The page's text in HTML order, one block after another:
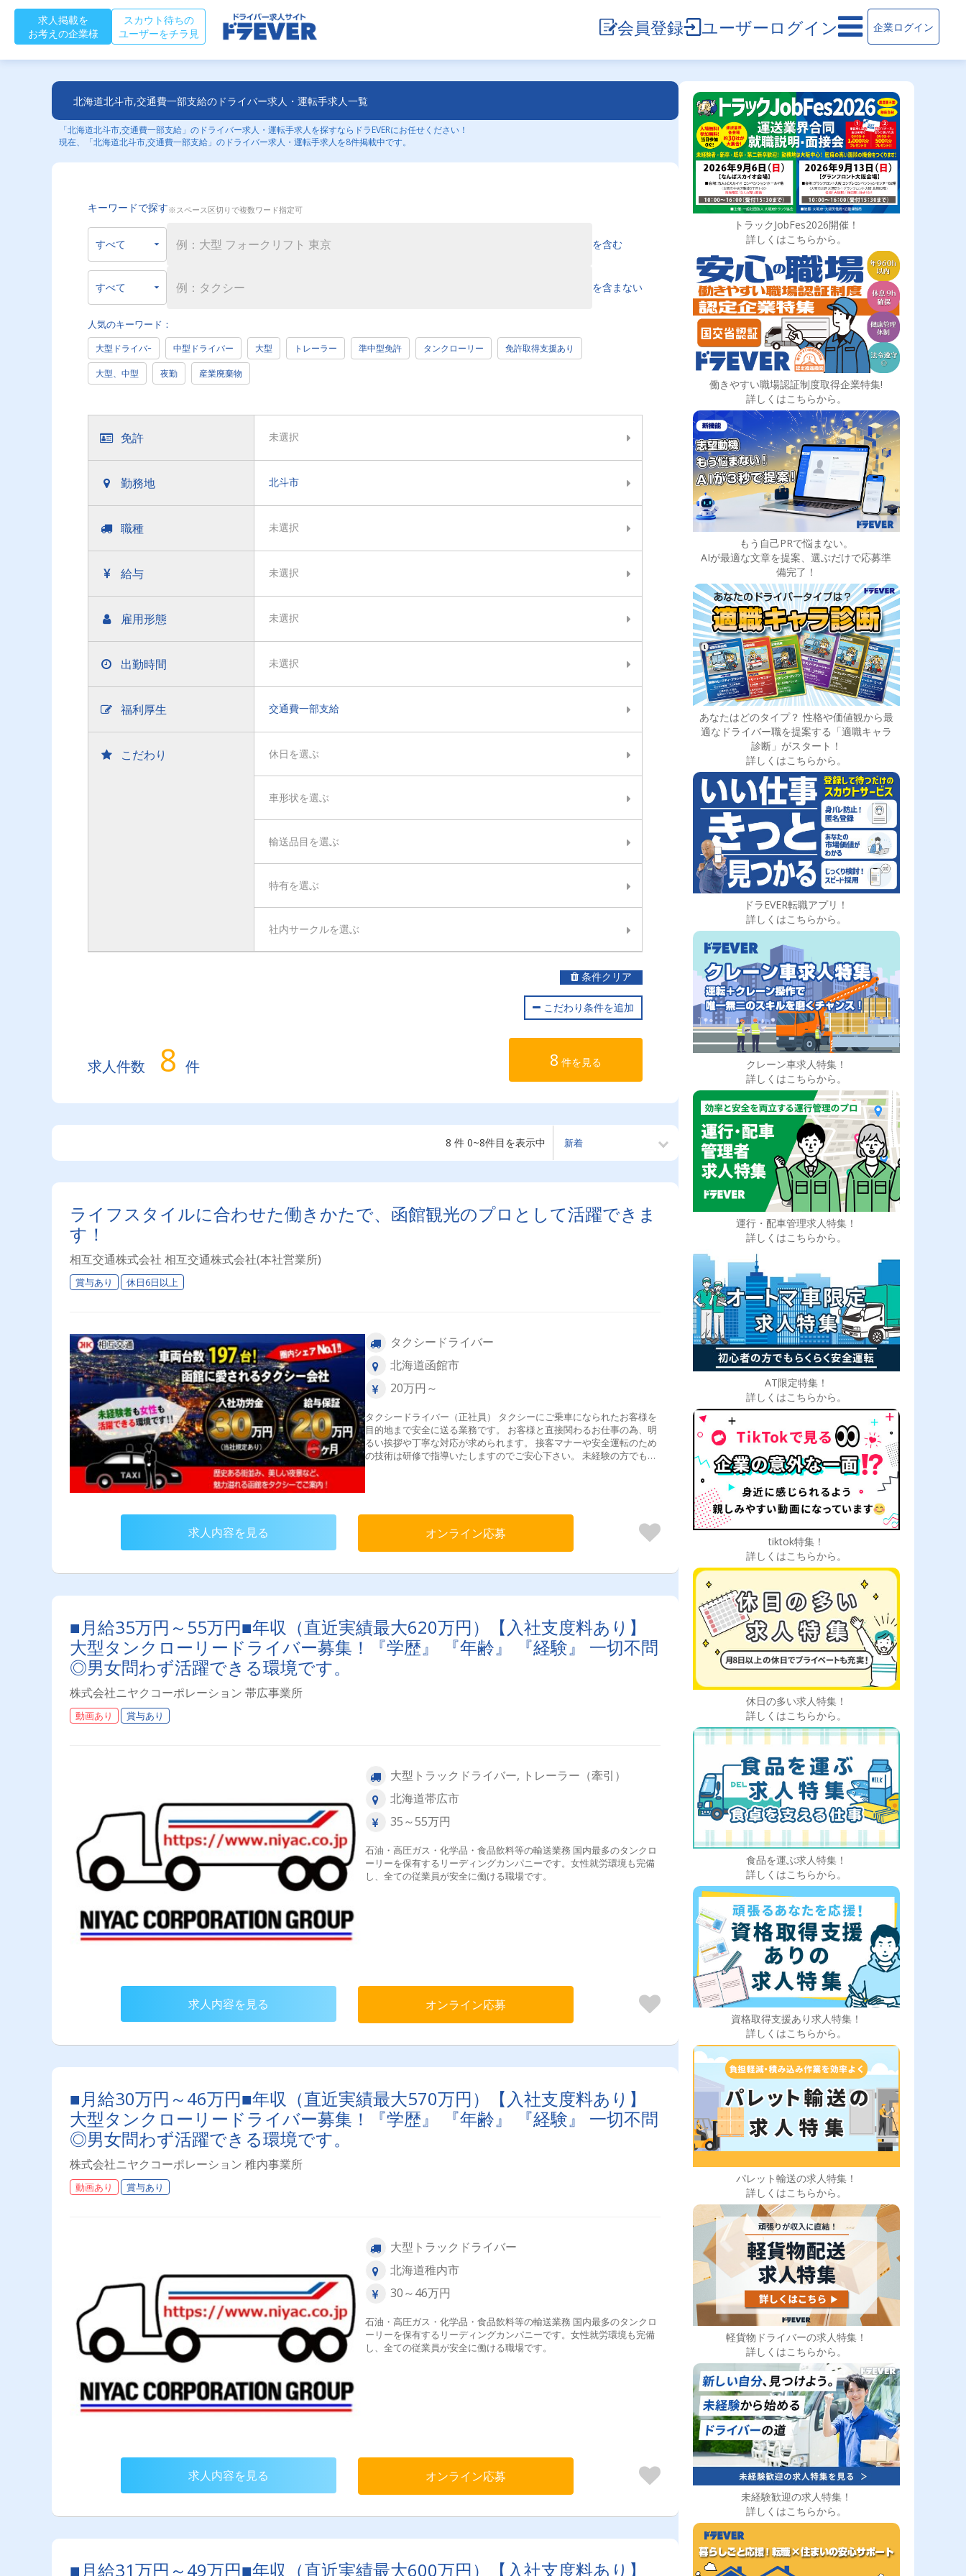
求人掲載を
お考えの企業様
スカウト待ちの
ユーザーをチラ見
会員登録 ユーザーログイン 企業ログイン
北海道北斗市,交通費一部支給のドライバー求人・運転手求人一覧
「北海道北斗市,交通費一部支給」のドライバー求人・運転手求人を探すならドラEVERにお任せください！
現在、「北海道北斗市,交通費一部支給」のドライバー求人・運転手求人を8件掲載中です。
キーワードで探す※スペース区切りで複数ワード指定可
を含む
を含まない
人気のキーワード：
大型ドライバｰ 中型ドライバー 大型 トレーラー 準中型免許 タンクローリー 免許取得支援あり
大型、中型 夜勤 産業廃棄物
免許 未選択
勤務地 北斗市
職種 未選択
給与 未選択
雇用形態 未選択
出勤時間 未選択
福利厚生 交通費一部支給
こだわり 休日を選ぶ
車形状を選ぶ
輸送品目を選ぶ
特有を選ぶ
社内サークルを選ぶ
条件クリア
こだわり条件を追加
求人件数 8 件 8 件を見る
8 件 0~8件目を表示中
ライフスタイルに合わせた働きかたで、函館観光のプロとして活躍できま
す！
相互交通株式会社 相互交通株式会社(本社営業所)
賞与あり 休日6日以上
タクシードライバー
北海道函館市
20万円～
タクシードライバー（正社員） タクシーにご乗車になられたお客様を
目的地まで安全に送る業務です。 お客様と直接関わるお仕事の為、明
るい挨拶や丁寧な対応が求められます。 接客マナーや安全運転のため
の技術は研修で指導いたしますのでご安心下さい。 未経験の方でも、
運転が好きな方は大歓迎！お気軽にご応募ください。
求人内容を見る オンライン応募
■月給35万円～55万円■年収（直近実績最大620万円）【入社支度料あり】
大型タンクローリードライバー募集！『学歴』 『年齢』 『経験』 一切不問
◎男女問わず活躍できる環境です。
株式会社ニヤクコーポレーション 帯広事業所
動画あり 賞与あり
大型トラックドライバー, トレーラー（牽引）
北海道帯広市
35～55万円
石油・高圧ガス・化学品・食品飲料等の輸送業務 国内最多のタンクロ
ーリーを保有するリーディングカンパニーです。女性就労環境も完備
し、全ての従業員が安全に働ける職場です。
求人内容を見る オンライン応募
■月給30万円～46万円■年収（直近実績最大570万円）【入社支度料あり】
大型タンクローリードライバー募集！『学歴』 『年齢』 『経験』 一切不問
◎男女問わず活躍できる環境です。
株式会社ニヤクコーポレーション 稚内事業所
動画あり 賞与あり
大型トラックドライバー
北海道稚内市
30～46万円
石油・高圧ガス・化学品・食品飲料等の輸送業務 国内最多のタンクロ
ーリーを保有するリーディングカンパニーです。女性就労環境も完備
し、全ての従業員が安全に働ける職場です。
求人内容を見る オンライン応募
■月給31万円～49万円■年収（直近実績最大600万円）【入社支度料あり】
トラックJobFes2026開催！
詳しくはこちらから。
働きやすい職場認証制度取得企業特集!
詳しくはこちらから。
もう自己PRで悩まない。
AIが最適な文章を提案、選ぶだけで応募準
備完了！
あなたはどのタイプ？ 性格や価値観から最
適なドライバー職を提案する「適職キャラ
診断」がスタート！
詳しくはこちらから。
ドラEVER転職アプリ！
詳しくはこちらから。
クレーン車求人特集！
詳しくはこちらから。
運行・配車管理求人特集！
詳しくはこちらから。
AT限定特集！
詳しくはこちらから。
tiktok特集！
詳しくはこちらから。
休日の多い求人特集！
詳しくはこちらから。
食品を運ぶ求人特集！
詳しくはこちらから。
資格取得支援あり求人特集！
詳しくはこちらから。
パレット輸送の求人特集！
詳しくはこちらから。
軽貨物ドライバーの求人特集！
詳しくはこちらから。
未経験歓迎の求人特集！
詳しくはこちらから。